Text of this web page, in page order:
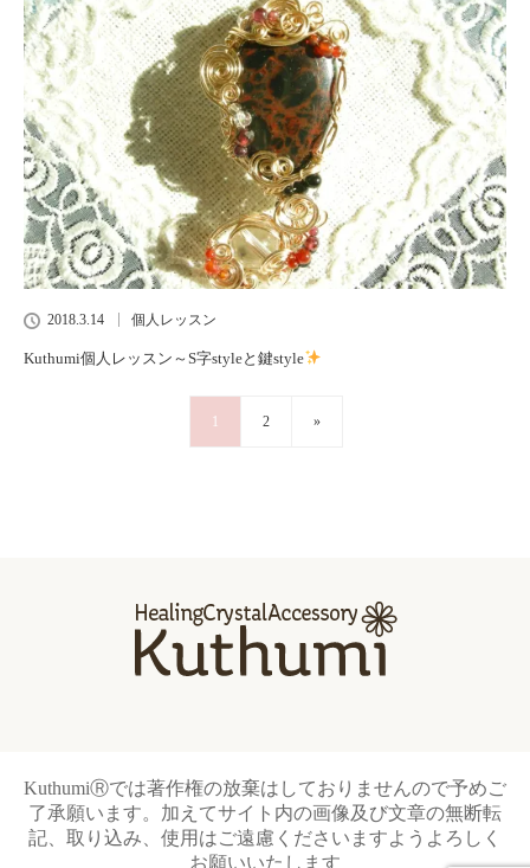
2018.3.14 個人レッスン
Kuthumi個人レッスン～S字styleと鍵style
1 2 »
KuthumiⓇでは著作権の放棄はしておりませんので予めご
了承願います。加えてサイト内の画像及び文章の無断転
記、取り込み、使用はご遠慮くださいますようよろしく
お願いいたします